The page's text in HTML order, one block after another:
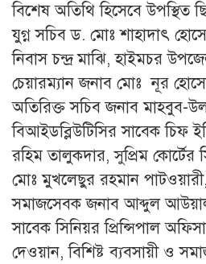
বিশেষ অতিথি হিসেবে উপস্থিত
যুগ্ন সচিব ড. মোঃ শাহাদাৎ
নিবাস চন্দ্র মাঝি, হাইমচর
চেয়ারম্যান জনাব মোঃ নূর
অতিরিক্ত সচিব জনাব মাহবুব-
বিআইডব্লিউটিসির সাবেক চিফ
রহিম তালুকদার, সুপ্রিম
মোঃ মুখলেছুর রহমান পাটওয়ারী,
সমাজসেবক জনাব আব্দুল
সাবেক সিনিয়র প্রিন্সিপাল
দেওয়ান, বিশিষ্ট ব্যবসায়ী ও